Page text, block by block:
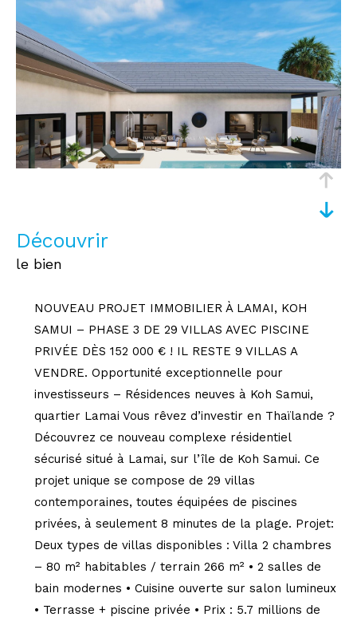
découvrir
le bien
NOUVEAU PROJET IMMOBILIER À LAMAI, KOH
SAMUI – PHASE 3 DE 29 VILLAS AVEC PISCINE
PRIVÉE DÈS 152 000 € ! IL RESTE 9 VILLAS A
VENDRE. Opportunité exceptionnelle pour
investisseurs – Résidences neuves à Koh Samui,
quartier Lamai Vous rêvez d’investir en Thaïlande ?
Découvrez ce nouveau complexe résidentiel
sécurisé situé à Lamai, sur l’île de Koh Samui. Ce
projet unique se compose de 29 villas
contemporaines, toutes équipées de piscines
privées, à seulement 8 minutes de la plage. Projet:
Deux types de villas disponibles : Villa 2 chambres
– 80 m² habitables / terrain 266 m² • 2 salles de
bain modernes • Cuisine ouverte sur salon lumineux
• Terrasse + piscine privée • Prix : 5.7 millions de